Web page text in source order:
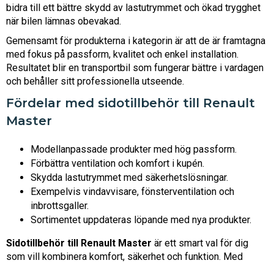
bidra till ett bättre skydd av lastutrymmet och ökad trygghet
när bilen lämnas obevakad.
Gemensamt för produkterna i kategorin är att de är framtagna
med fokus på passform, kvalitet och enkel installation.
Resultatet blir en transportbil som fungerar bättre i vardagen
och behåller sitt professionella utseende.
Fördelar med sidotillbehör till Renault
Master
Modellanpassade produkter med hög passform.
Förbättra ventilation och komfort i kupén.
Skydda lastutrymmet med säkerhetslösningar.
Exempelvis vindavvisare, fönsterventilation och
inbrottsgaller.
Sortimentet uppdateras löpande med nya produkter.
Sidotillbehör till Renault Master är ett smart val för dig
som vill kombinera komfort, säkerhet och funktion. Med